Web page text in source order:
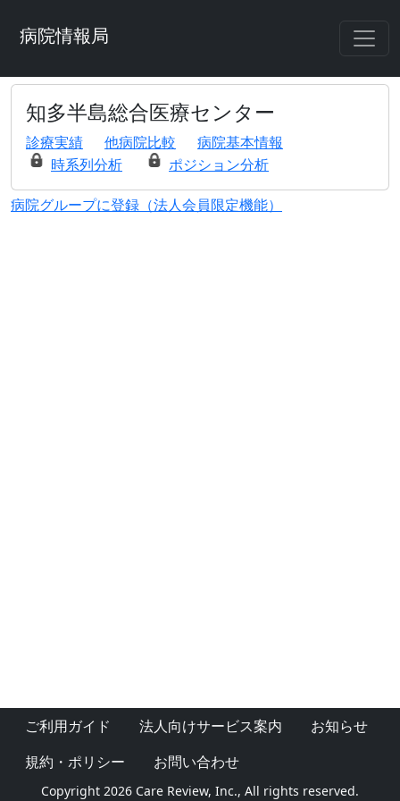
病院情報局
知多半島総合医療センター
診療実績 他病院比較
病院基本情報
時系列分析
ポジション分析
病院グループに登録（法人会員限定機能）
ご利用ガイド 法人向けサービス案内
お知らせ
規約・ポリシー
お問い合わせ
Copyright 2026 Care Review, Inc., All rights reserved.